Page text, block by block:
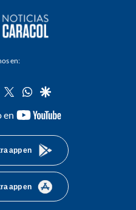
en:
instagram
twitterwhatsapp
google
en
youtube-
app en
app en